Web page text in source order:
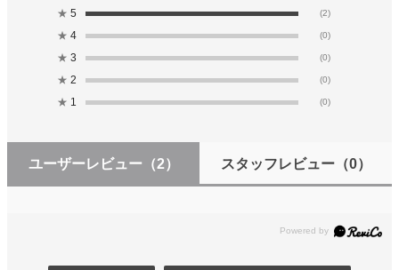
★ 5 (2)
★ 4 (0)
★ 3 (0)
★ 2 (0)
★ 1 (0)
ユーザーレビュー （2） スタッフレビュー（0）